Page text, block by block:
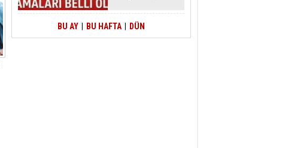
GERÇEKLEŞTİ
BU AY
BU HAFTA DÜN